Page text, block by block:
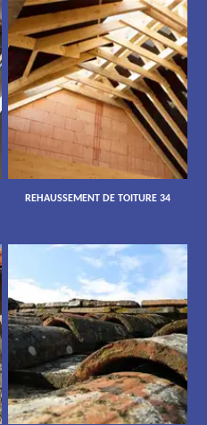
REHAUSSEMENT DE TOITURE 34